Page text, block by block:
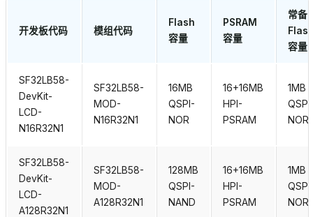
开发板代码 模组代码
Flash
容量
PSRAM
容量
常备
容量
SF32LB58-
DevKit-
LCD-
N16R32N1
SF32LB58-
MOD-
N16R32N1
16MB
QSPI-
NOR
16+16MB
HPI-
PSRAM
1MB
NOR
SF32LB58-
DevKit-
LCD-
A128R32N1
SF32LB58-
MOD-
A128R32N1
128MB
QSPI-
NAND
16+16MB
HPI-
PSRAM
1MB
NOR